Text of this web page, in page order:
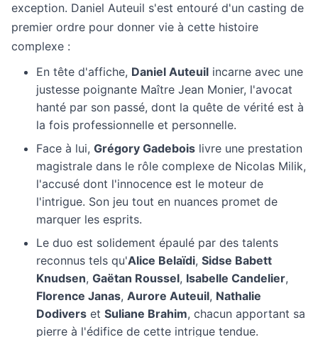
exception. Daniel Auteuil s'est entouré d'un casting de
premier ordre pour donner vie à cette histoire
complexe :
En tête d'affiche, Daniel Auteuil incarne avec une
justesse poignante Maître Jean Monier, l'avocat
hanté par son passé, dont la quête de vérité est à
la fois professionnelle et personnelle.
Face à lui, Grégory Gadebois livre une prestation
magistrale dans le rôle complexe de Nicolas Milik,
l'accusé dont l'innocence est le moteur de
l'intrigue. Son jeu tout en nuances promet de
marquer les esprits.
Le duo est solidement épaulé par des talents
reconnus tels qu'Alice Belaïdi, Sidse Babett
Knudsen, Gaëtan Roussel, Isabelle Candelier,
Florence Janas, Aurore Auteuil, Nathalie
Dodivers et Suliane Brahim, chacun apportant sa
pierre à l'édifice de cette intrigue tendue.